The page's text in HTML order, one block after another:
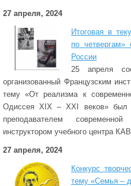
27 апреля, 2024
Итоговая в
по четвергам»
России
25 апреля
организованный Французским
тему «От реализма к
Одиссея XIX – XXI веков» был
преподавателем
инструктором учебного центра
27 апреля, 2024
Конкурс
тему «Семья –